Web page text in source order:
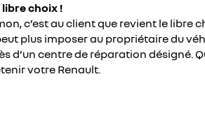
libre choix !
c’est au client que revient le libre
plus imposer au propriétaire du
d’un centre de réparation désigné.
votre Renault.